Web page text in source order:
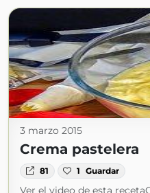
3 marzo 2015
Crema pastelera
81 1 Guardar
Ver el video de esta